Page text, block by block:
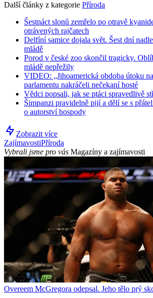
Další články z kategorie Příroda
Šestnáct slonů zemřelo po otravě
otrávených rajčatech
Delfíní samice dojala svět. Šest dní
mládě
Porod v české zoo skončil tragicky.
mládě nepřežily
VIDEO: „Jihoamerická obdoba útoku
parlamentu nakráčeli nečekaní hosté
Vědci popsali, jak se ptáci spravedlivě
Šimpanzi pravidelně pijí a dělí se s
o autorství hospody
Zobrazit více
ZajímavostiPříroda
Vybrali jsme pro vás Magazíny a zajímavosti
Overeem McGregora odepsal. Jeho tělo prý